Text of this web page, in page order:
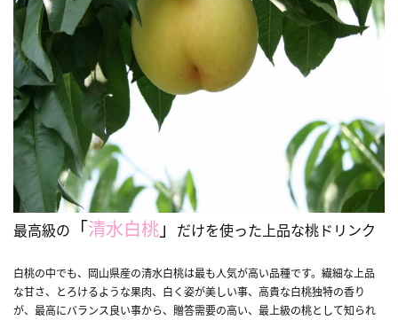
最高級の 「清水白桃」 だけを使った上品な桃ドリンク
白桃の中でも、岡山県産の清水白桃は最も人気が高い品種です。繊細な上品
な甘さ、とろけるような果肉、白く姿が美しい事、高貴な白桃独特の香り
が、最高にバランス良い事から、贈答需要の高い、最上級の桃として知られ